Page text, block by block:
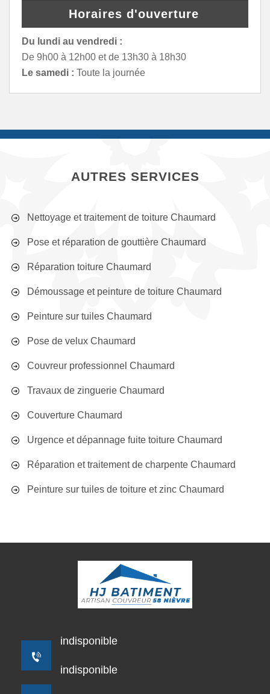
Horaires d'ouverture
Du lundi au vendredi :
De 9h00 à 12h00 et de 13h30 à 18h30
Le samedi : Toute la journée
AUTRES SERVICES
Nettoyage et traitement de toiture Chaumard
Pose et réparation de gouttière Chaumard
Réparation toiture Chaumard
Démoussage et peinture de toiture Chaumard
Peinture sur tuiles Chaumard
Pose de velux Chaumard
Couvreur professionnel Chaumard
Travaux de zinguerie Chaumard
Couverture Chaumard
Urgence et dépannage fuite toiture Chaumard
Réparation et traitement de charpente Chaumard
Peinture sur tuiles de toiture et zinc Chaumard
indisponible
indisponible